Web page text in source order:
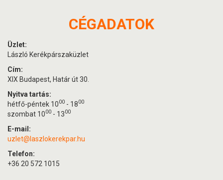
CÉGADATOK
Üzlet:
László Kerékpárszaküzlet
Cím:
XIX Budapest, Határ út 30.
Nyitva tartás:
hétfő-péntek 1000 - 1800
szombat 1000 - 1300
E-mail:
uzlet@laszlokerekpar.hu
Telefon:
+36 20 572 1015